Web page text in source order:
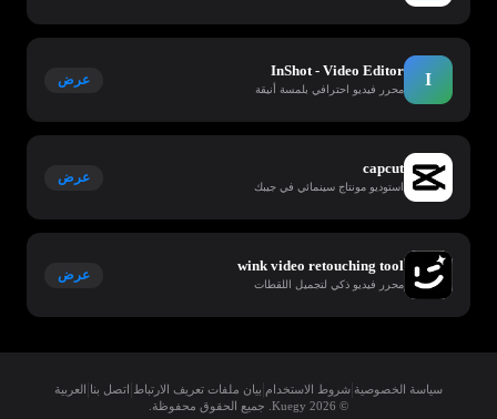
I
InShot - Video Editor
محرر فيديو احترافي بلمسة أنيقة
عرض
capcut
استوديو مونتاج سينمائي في جيبك
عرض
wink video retouching tool
محرر فيديو ذكي لتجميل اللقطات
عرض
سياسة الخصوصية شروط الاستخدام بيان ملفات تعريف الارتباط اتصل بنا العربية
© 2026 Kuegy. جميع الحقوق محفوظة.